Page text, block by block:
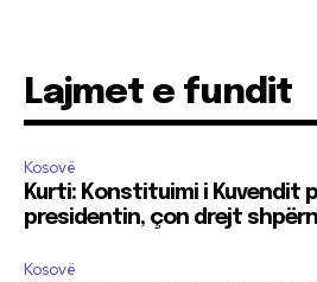
Lajmet e fundit
Kosovë
Kurti: Konstituimi i Kuvendit
presidentin, çon drejt
Kosovë